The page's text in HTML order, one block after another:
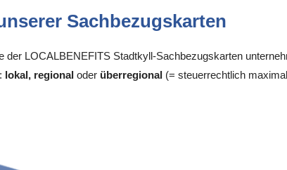
Sachbezugskarten
der LOCALBENEFITS Stadtkyll-Sachbezugskarten
lokal, regional oder überregional (= steuerrechtlich